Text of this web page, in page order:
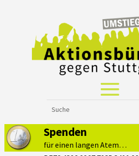
Spenden
für einen langen Atem…